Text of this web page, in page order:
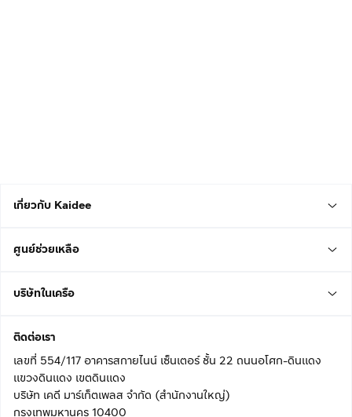
เกี่ยวกับ Kaidee
ศูนย์ช่วยเหลือ
บริษัทในเครือ
ติดต่อเรา
เลขที่ 554/117 อาคารสกายไนน์ เซ็นเตอร์ ชั้น 22 ถนนอโศก-ดินแดง
แขวงดินแดง เขตดินแดง
บริษัท เคดี มาร์เก็ตเพลส จำกัด (สำนักงานใหญ่)
กรุงเทพมหานคร 10400